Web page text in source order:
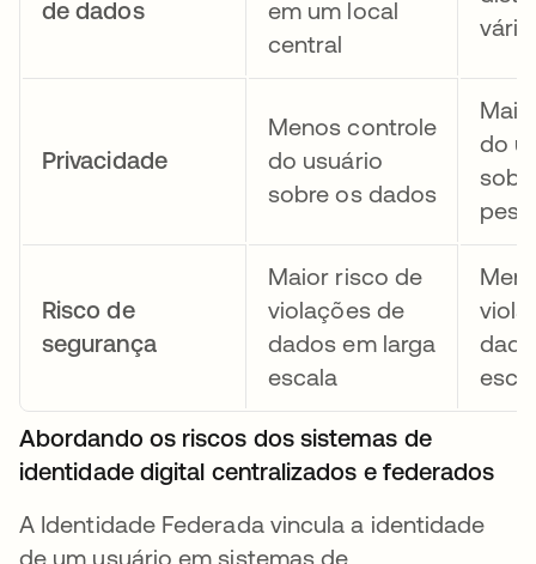
de dados
em um local
central
Privacidade
Menos controle
do usuário
sobre os dados
do
Risco de
segurança
Maior risco de
violações de
dados em larga
escala
Abordando os riscos dos sistemas de
identidade digital centralizados e federados
A Identidade Federada vincula a identidade
de um usuário em sistemas de